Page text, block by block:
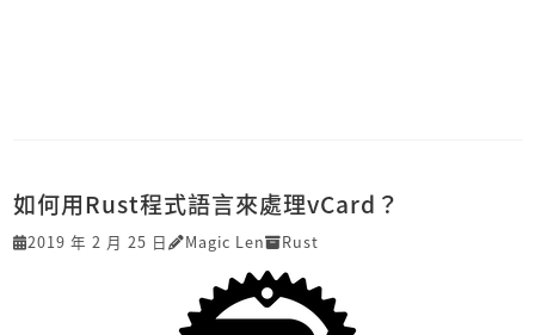
如何用Rust程式語言來處理vCard？
2019 年 2 月 25 日 Magic Len Rust